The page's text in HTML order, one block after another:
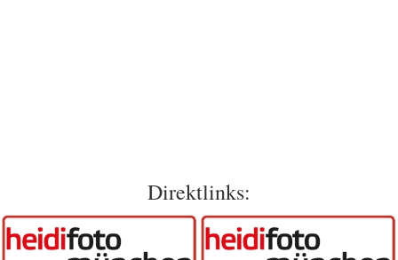
Direktlinks: